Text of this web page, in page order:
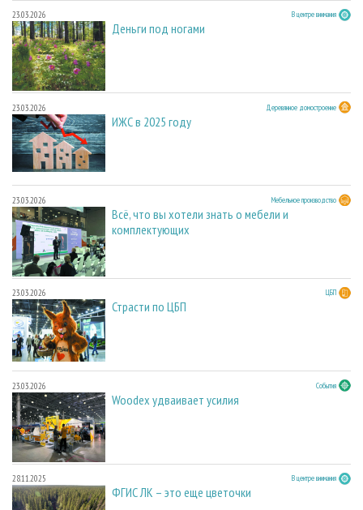
23.03.2026 В центре внимания
Деньги под ногами
23.03.2026 Деревянное домостроение
ИЖС в 2025 году
23.03.2026 Мебельное производство
Всё, что вы хотели знать о мебели и
комплектующих
23.03.2026 ЦБП
Страсти по ЦБП
23.03.2026 События
Woodex удваивает усилия
28.11.2025 В центре внимания
ФГИС ЛК – это еще цветочки